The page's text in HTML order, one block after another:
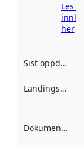
Les
her
Sist oppdatert
Landingsside
Dokumentasjon